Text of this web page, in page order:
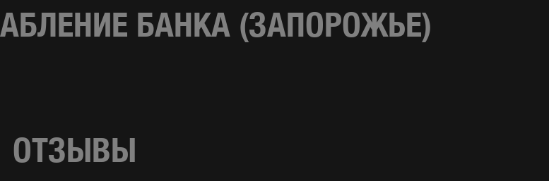
БАНКА (ЗАПОРОЖЬЕ)
ОТЗЫВЫ